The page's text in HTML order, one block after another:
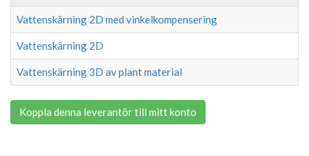
Vattenskärning 2D med vinkelkompensering
Vattenskärning 2D
Vattenskärning 3D av plant material
Koppla denna leverantör till mitt konto